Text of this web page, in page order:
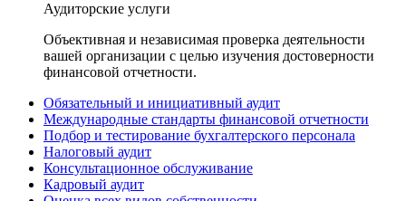
Аудиторские услуги
Объективная и независимая проверка деятельности
вашей организации с целью изучения достоверности
финансовой отчетности.
Обязательный и инициативный аудит
Международные стандарты финансовой отчетности
Подбор и тестирование бухгалтерского персонала
Налоговый аудит
Консультационное обслуживание
Кадровый аудит